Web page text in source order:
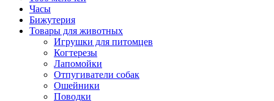
Часы
Бижутерия
Товары для животных
Игрушки для питомцев
Когтерезы
Лапомойки
Отпугиватели собак
Ошейники
Поводки